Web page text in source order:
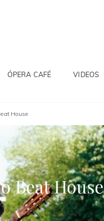
ÓPERA CAFÉ VIDEOS
House
Beat House